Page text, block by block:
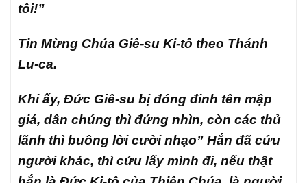
tôi!”
Tin Mừng Chúa Giê-su Ki-tô theo Thánh
Lu-ca.
Khi ấy, Đức Giê-su bị đóng đinh tên mập
giá, dân chúng thì đứng nhìn, còn các thủ
lãnh thì buông lời cười nhạo” Hắn đã cứu
người khác, thì cứu lấy mình đi, nếu thật